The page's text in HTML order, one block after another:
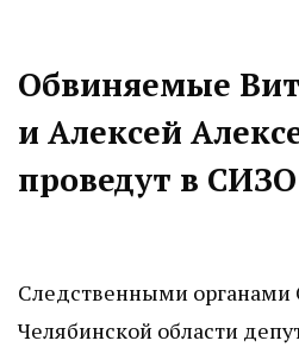
Обвиняемые
и Алексей
проведут в
Следственными
Челябинской области